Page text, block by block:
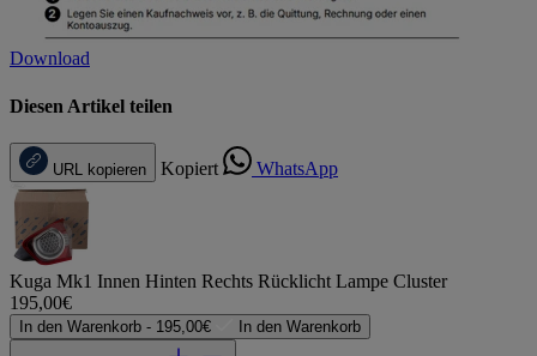
Download
Diesen Artikel teilen
URL kopieren Kopiert WhatsApp
Kuga Mk1 Innen Hinten Rechts Rücklicht Lampe Cluster
195,00€
In den Warenkorb - 195,00€ In den Warenkorb